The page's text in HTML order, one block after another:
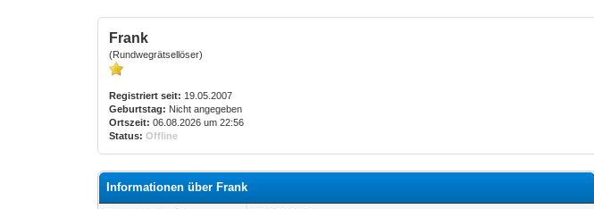
Frank
(Rundwegrätsellöser)
Registriert seit: 19.05.2007
Geburtstag: Nicht angegeben
Ortszeit: 06.08.2026 um 22:56
Status: Offline
Informationen über Frank